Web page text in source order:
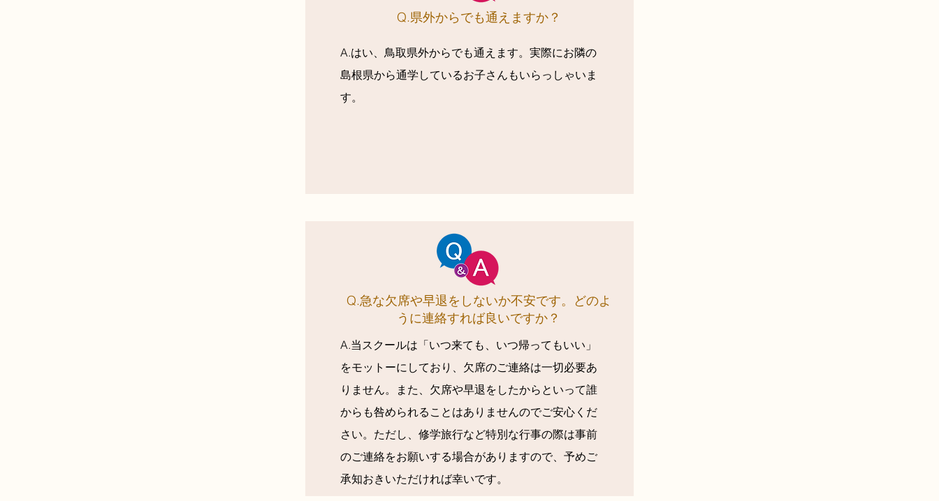
Q.県外からでも通えますか？
A.はい、鳥取県外からでも通えます。実際にお隣の
島根県から通学しているお子さんもいらっしゃいま
す。
​Q.急な欠席や早退をしないか不安です。どのよ
うに連絡すれば良いですか？
A.当スクールは「いつ来ても、いつ帰ってもいい」
をモットーにしており、欠席のご連絡は一切必要あ
りません。また、欠席や早退をしたからといって誰
からも咎められることはありませんのでご安心くだ
さい。ただし、修学旅行など特別な行事の際は事前
のご連絡をお願いする場合がありますので、予めご
承知おきいただければ幸いです。